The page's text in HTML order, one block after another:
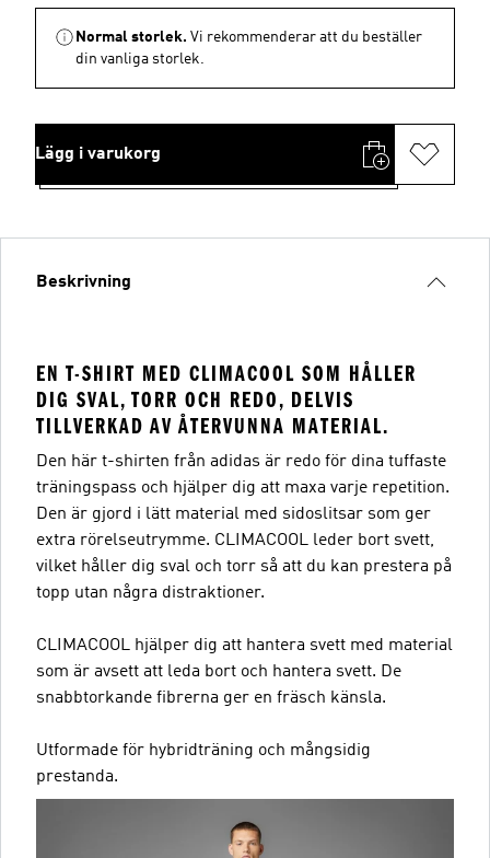
Normal storlek. Vi rekommenderar att du beställer
din vanliga storlek.
Lägg i varukorg
Beskrivning
EN T-SHIRT MED CLIMACOOL SOM HÅLLER
DIG SVAL, TORR OCH REDO, DELVIS
TILLVERKAD AV ÅTERVUNNA MATERIAL.
Den här t-shirten från adidas är redo för dina tuffaste
träningspass och hjälper dig att maxa varje repetition.
Den är gjord i lätt material med sidoslitsar som ger
extra rörelseutrymme. CLIMACOOL leder bort svett,
vilket håller dig sval och torr så att du kan prestera på
topp utan några distraktioner.
CLIMACOOL hjälper dig att hantera svett med material
som är avsett att leda bort och hantera svett. De
snabbtorkande fibrerna ger en fräsch känsla.
Utformade för hybridträning och mångsidig
prestanda.